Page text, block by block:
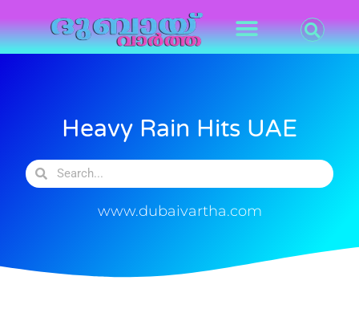
Heavy Rain Hits UAE
www.dubaivartha.com